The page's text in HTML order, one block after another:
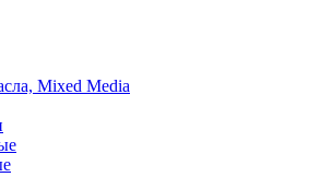
Mixed Media